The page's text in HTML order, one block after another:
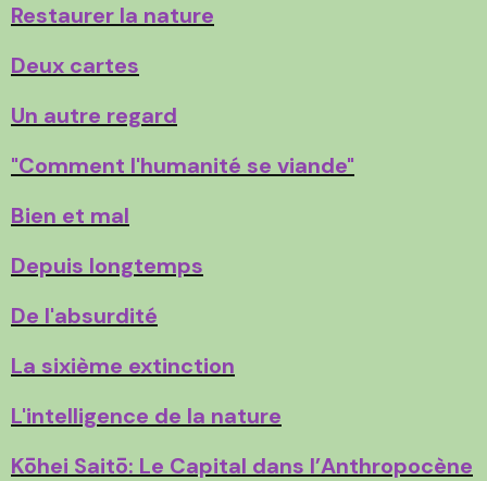
Restaurer la nature
Deux cartes
Un autre regard
"Comment l'humanité se viande"
Bien et mal
Depuis longtemps
De l'absurdité
La sixième extinction
L'intelligence de la nature
Kōhei Saitō: Le Capital dans l’Anthropocène